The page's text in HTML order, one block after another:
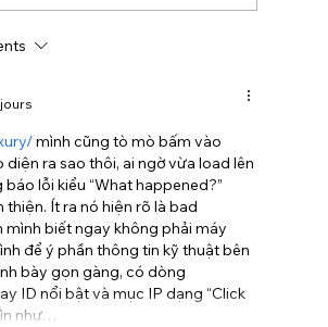
mình cũng tò mò bấm vào
diện ra sao thôi, ai ngờ vừa load lên
lỗi kiểu “What happened?”
thiện. Ít ra nó hiện rõ là bad
mình biết ngay không phải máy
để ý phần thông tin kỹ thuật bên
bày gọn gàng, có dòng
ID nổi bật và mục IP dạng “Click
như…